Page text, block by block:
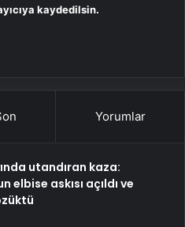
kaydedilsin.
Yorumlar
utandıran kaza:
elbise askısı açıldı ve